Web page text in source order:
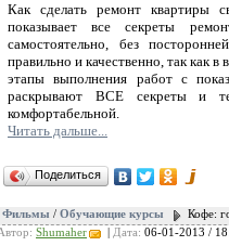
Как сделать ремонт квартиры
показывает все секреты
самостоятельно, без
правильно и качественно, так как
этапы выполнения работ с
раскрывают ВСЕ секреты и
комфортабельной.
Читать дальше...
Поделиться
Фильмы / Обучающие курсы
Кофе:
Shumaher Дата: 06-01-2013 /